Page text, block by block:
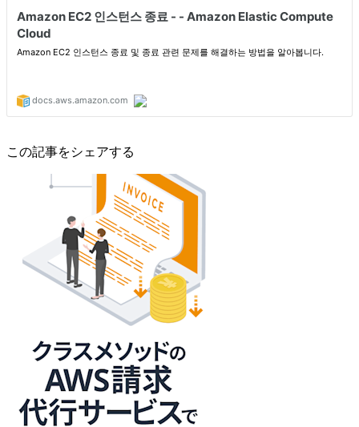
この記事をシェアする